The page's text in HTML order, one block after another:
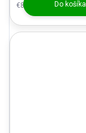
€8,54 bez DPHDo košíka